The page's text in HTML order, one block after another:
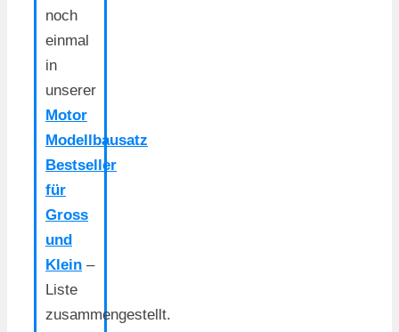
noch
einmal
in
unserer
Motor
Modellbausatz
Bestseller
für
Gross
und
Klein –
Liste
zusammengestellt.